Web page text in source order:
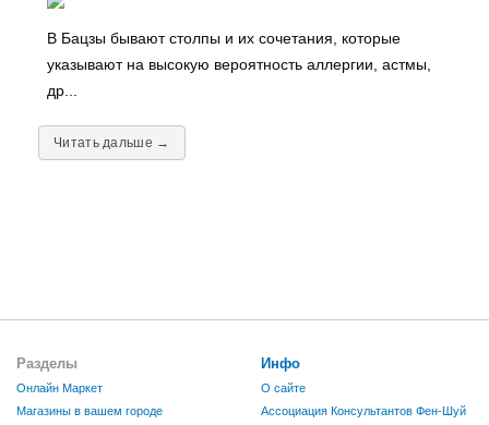
В Бацзы бывают столпы и их сочетания, которые
указывают на высокую вероятность аллергии, астмы,
др...
Читать дальше →
Разделы
Онлайн Маркет
Магазины в вашем городе
Инфо
О сайте
Ассоциация Консультантов Фен-Шуй